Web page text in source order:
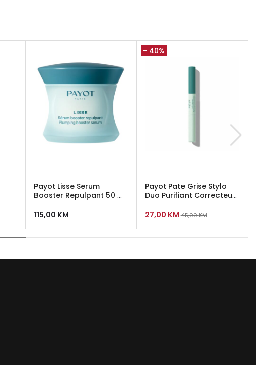
Payot Lisse Serum
Booster Repulpant 50 ml
hidrataciju kože
115,00 KM
- 40%
Payot Pate Grise Stylo
Duo Purifiant Correcteur
nepravilnosti
27,00 KM 45,00KM